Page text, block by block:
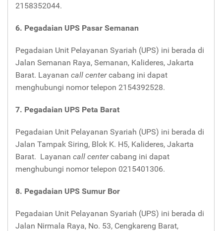
2158352044.
6. Pegadaian UPS Pasar Semanan
Pegadaian Unit Pelayanan Syariah (UPS) ini berada di
Jalan Semanan Raya, Semanan, Kalideres, Jakarta
Barat. Layanan call center cabang ini dapat
menghubungi nomor telepon 2154392528.
7. Pegadaian UPS Peta Barat
Pegadaian Unit Pelayanan Syariah (UPS) ini berada di
Jalan Tampak Siring, Blok K. H5, Kalideres, Jakarta
Barat. Layanan call center cabang ini dapat
menghubungi nomor telepon 0215401306.
8. Pegadaian UPS Sumur Bor
Pegadaian Unit Pelayanan Syariah (UPS) ini berada di
Jalan Nirmala Raya, No. 53, Cengkareng Barat,